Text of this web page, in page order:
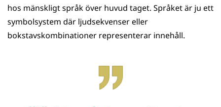
hos mänskligt språk över huvud taget. Språket är ju ett
symbolsystem där ljudsekvenser eller
bokstavskombinationer representerar innehåll.